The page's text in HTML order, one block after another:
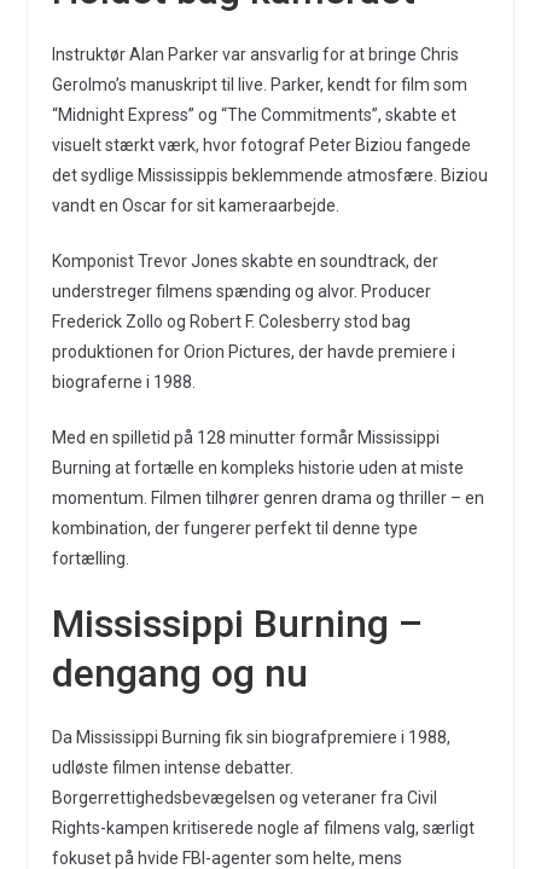
Instruktør Alan Parker var ansvarlig for at bringe Chris
Gerolmo’s manuskript til live. Parker, kendt for film som
“Midnight Express” og “The Commitments”, skabte et
visuelt stærkt værk, hvor fotograf Peter Biziou fangede
det sydlige Mississippis beklemmende atmosfære. Biziou
vandt en Oscar for sit kameraarbejde.
Komponist Trevor Jones skabte en soundtrack, der
understreger filmens spænding og alvor. Producer
Frederick Zollo og Robert F. Colesberry stod bag
produktionen for Orion Pictures, der havde premiere i
biograferne i 1988.
Med en spilletid på 128 minutter formår Mississippi
Burning at fortælle en kompleks historie uden at miste
momentum. Filmen tilhører genren drama og thriller – en
kombination, der fungerer perfekt til denne type
fortælling.
Mississippi Burning –
dengang og nu
Da Mississippi Burning fik sin biografpremiere i 1988,
udløste filmen intense debatter.
Borgerrettighedsbevægelsen og veteraner fra Civil
Rights-kampen kritiserede nogle af filmens valg, særligt
fokuset på hvide FBI-agenter som helte, mens